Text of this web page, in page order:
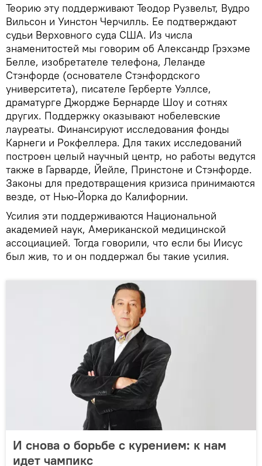
Теорию эту поддерживают Теодор Рузвельт, Вудро
Вильсон и Уинстон Черчилль. Ее подтверждают
судьи Верховного суда США. Из числа
знаменитостей мы говорим об Александр Грэхэме
Белле, изобретателе телефона, Леланде
Стэнфорде (основателе Стэнфордского
университета), писателе Герберте Уэллсе,
драматурге Джордже Бернарде Шоу и сотнях
других. Поддержку оказывают нобелевские
лауреаты. Финансируют исследования фонды
Карнеги и Рокфеллера. Для таких исследований
построен целый научный центр, но работы ведутся
также в Гарварде, Йейле, Принстоне и Стэнфорде.
Законы для предотвращения кризиса принимаются
везде, от Нью-Йорка до Калифорнии.
Усилия эти поддерживаются Национальной
академией наук, Американской медицинской
ассоциацией. Тогда говорили, что если бы Иисус
был жив, то и он поддержал бы такие усилия.
И снова о борьбе с курением: к нам
идет чампикс